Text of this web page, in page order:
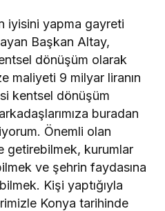
iyisini yapma gayreti
Başkan Altay,
dönüşüm olarak
maliyeti 9 milyar liranın
kentsel dönüşüm
buradan
Önemli olan
getirebilmek, kurumlar
ve şehrin faydasına
Kişi yaptığıyla
Konya tarihinde